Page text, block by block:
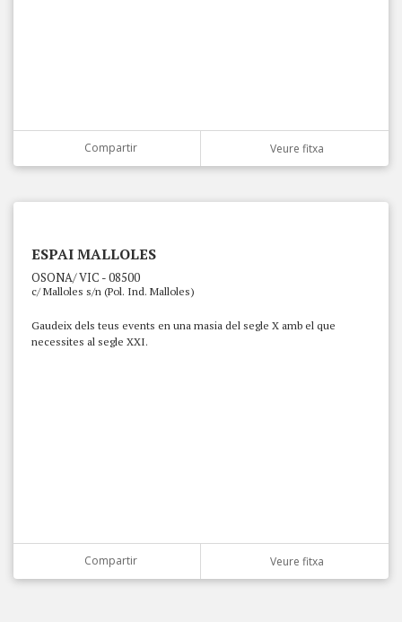
Compartir Veure fitxa
ESPAI MALLOLES
OSONA/ VIC - 08500
c/ Malloles s/n (Pol. Ind. Malloles)
Gaudeix dels teus events en una masia del segle X amb el que
necessites al segle XXI.
Compartir Veure fitxa